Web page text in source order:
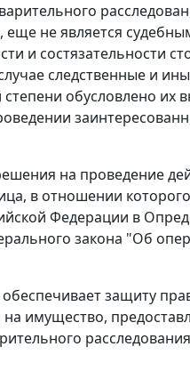
не является
и состязательности
следственные и
обусловлено их
на проведение
в отношении
Федерации в
закона "Об
защиту
имущество,